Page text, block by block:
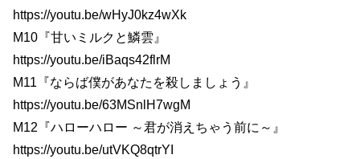
https://youtu.be/wHyJ0kz4wXk
M10『甘いミルクと鱗雲』
https://youtu.be/iBaqs42flrM
M11『ならば僕があなたを殺しましょう』
https://youtu.be/63MSnlH7wgM
M12『ハローハロー ～君が消えちゃう前に～』
https://youtu.be/utVKQ8qtrYI